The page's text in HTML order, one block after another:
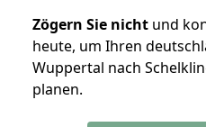
Zögern Sie nicht und
heute, um Ihren
Wuppertal nach
planen.